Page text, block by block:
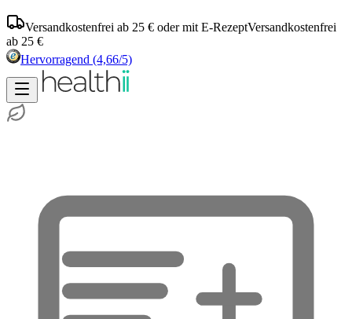
Versandkostenfrei ab 25 € oder mit E-RezeptVersandkostenfrei
ab 25 €
Hervorragend (4,66/5)